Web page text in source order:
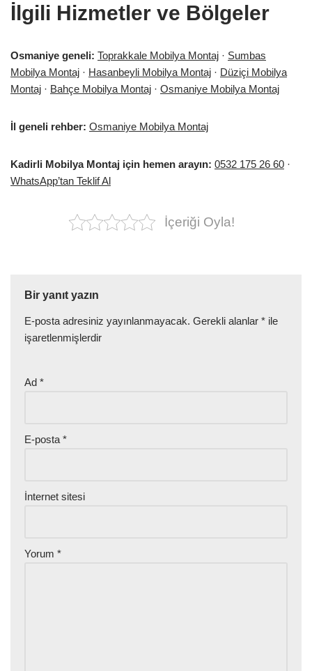
İlgili Hizmetler ve Bölgeler
Osmaniye geneli: Toprakkale Mobilya Montaj · Sumbas
Mobilya Montaj · Hasanbeyli Mobilya Montaj · Düziçi Mobilya
Montaj · Bahçe Mobilya Montaj · Osmaniye Mobilya Montaj
İl geneli rehber: Osmaniye Mobilya Montaj
Kadirli Mobilya Montaj için hemen arayın: 0532 175 26 60 ·
WhatsApp’tan Teklif Al
İçeriği Oyla!
Bir yanıt yazın
E-posta adresiniz yayınlanmayacak. Gerekli alanlar * ile
işaretlenmişlerdir
Ad *
E-posta *
İnternet sitesi
Yorum *